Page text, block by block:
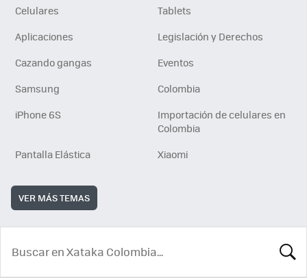
Celulares
Tablets
Aplicaciones
Legislación y Derechos
Cazando gangas
Eventos
Samsung
Colombia
iPhone 6S
Importación de celulares en
Colombia
Pantalla Elástica
Xiaomi
VER MÁS TEMAS